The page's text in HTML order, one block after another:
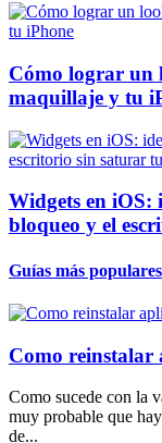
Cómo lograr un
maquillaje y tu
Widgets en iOS:
bloqueo y el
Guías más populares
Como reinstalar
Como sucede con la
muy probable que
de...